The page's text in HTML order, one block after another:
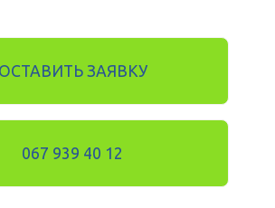
ОСТАВИТЬ ЗАЯВКУ
067 939 40 12